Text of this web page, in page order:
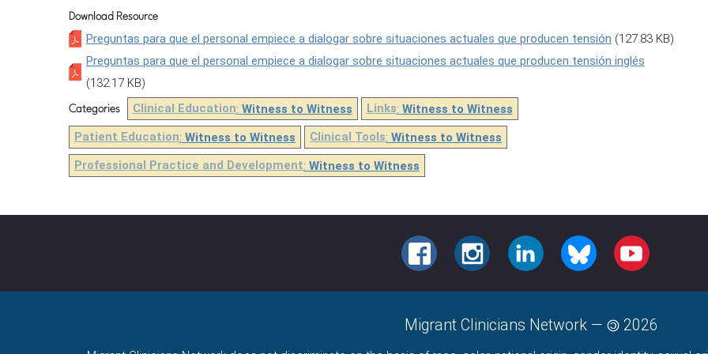
Download Resource
Preguntas para que el personal empiece a dialogar sobre situaciones actuales que producen tensión (127.83 KB)
Preguntas para que el personal empiece a dialogar sobre situaciones actuales que producen tensión inglés
(132.17 KB)
Categories Clinical Education: Witness to Witness Links: Witness to Witness
Patient Education: Witness to Witness Clinical Tools: Witness to Witness
Professional Practice and Development: Witness to Witness
FACEBOOKINSTAGRAMLINKEDIN BLUESKY YOUTUBE
Migrant Clinicians Network — 2026